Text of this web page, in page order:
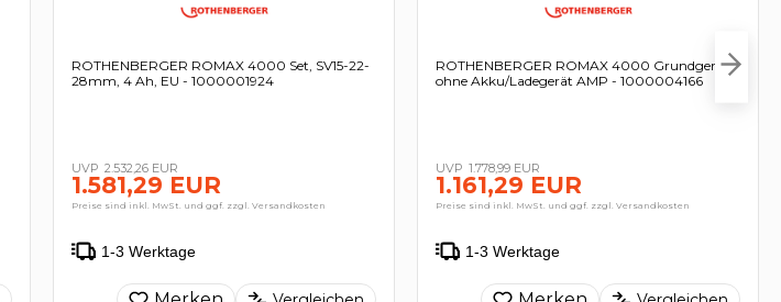
ROTHENBERGER ROMAX 4000 Set, SV15-22-
28mm, 4 Ah, EU - 1000001924
2.532,26 EUR
1.581,29 EUR
Preise sind inkl. MwSt. und ggf. zzgl. Versandkosten
1-3 Werktage
ROTHENBERGER ROMAX 4000 Grundgerät
ohne Akku/Ladegerät AMP - 1000004166
1.778,99 EUR
1.161,29 EUR
Preise sind inkl. MwSt. und ggf. zzgl. Versandkosten
1-3 Werktage